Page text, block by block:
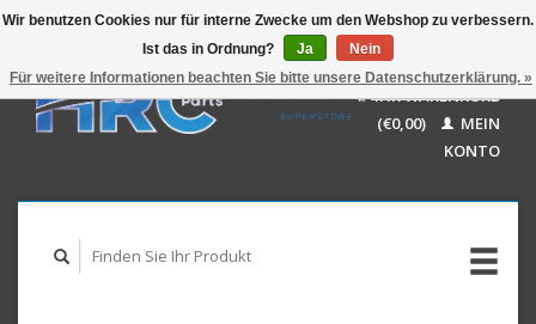
GBP
USD
AUD
Deutsch
English
IHR WARENKORB
(€0,00)
MEIN
KONTO
Wir benutzen Cookies nur für interne Zwecke um den Webshop zu verbessern.
Ist das in Ordnung?
Ja
Nein
Für weitere Informationen beachten Sie bitte unsere Datenschutzerklärung. »